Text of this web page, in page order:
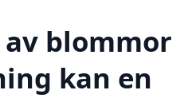
blommor
kan en